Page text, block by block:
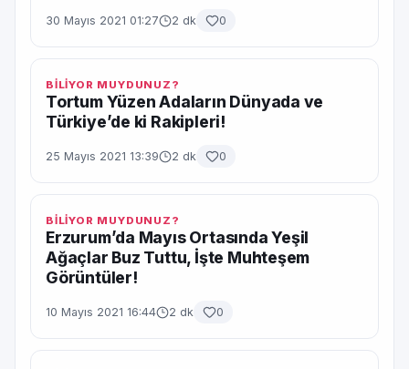
30 Mayıs 2021 01:27 2 dk 0
BİLİYOR MUYDUNUZ?
Tortum Yüzen Adaların Dünyada ve
Türkiye’de ki Rakipleri!
25 Mayıs 2021 13:39 2 dk 0
BİLİYOR MUYDUNUZ?
Erzurum’da Mayıs Ortasında Yeşil
Ağaçlar Buz Tuttu, İşte Muhteşem
Görüntüler!
10 Mayıs 2021 16:44 2 dk 0